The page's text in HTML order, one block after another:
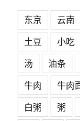
东京 云南
土豆
小吃
汤
油条
牛肉
牛肉
白粥
粥